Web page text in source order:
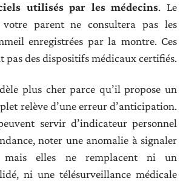
utilisés par les médecins. Le
votre parent ne consultera pas les
enregistrées par la montre. Ces
pas des dispositifs médicaux certifiés.
plus cher parce qu’il propose un
relève d’une erreur d’anticipation.
servir d’indicateur personnel
noter une anomalie à signaler
mais elles ne remplacent ni un
ni une télésurveillance médicale